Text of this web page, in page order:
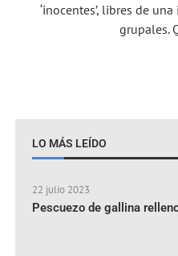
‘inocentes’, libres de
grupales.
LO MÁS LEÍDO
22 julio 2023
Pescuezo de gallina